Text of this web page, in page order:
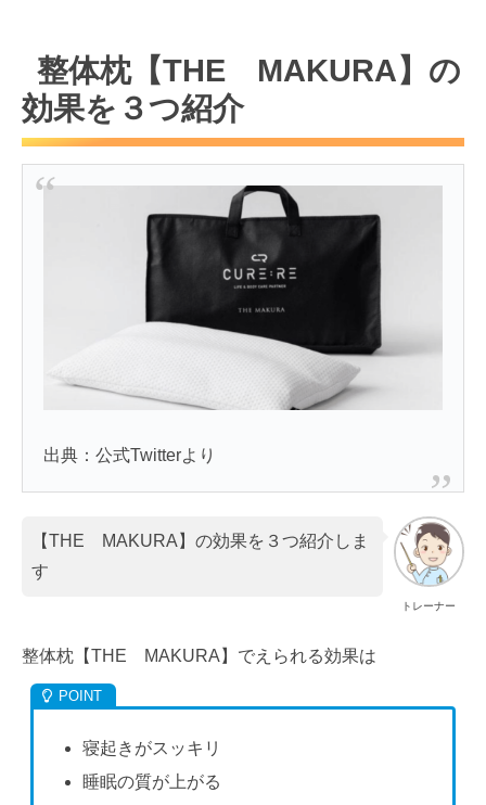
整体枕【THE MAKURA】の
効果を３つ紹介
出典：公式Twitterより
トレーナー
【THE MAKURA】の効果を３つ紹介しま
す
整体枕【THE MAKURA】でえられる効果は
寝起きがスッキリ
睡眠の質が上がる